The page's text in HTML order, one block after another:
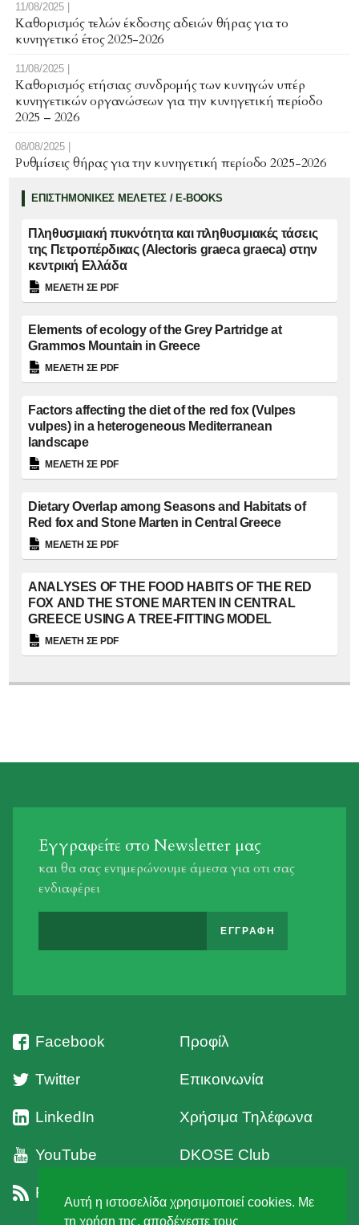
Αυτή η ιστοσελίδα χρησιμοποιεί cookies. Με
τη χρήση της, αποδέχεστε τους
11/08/2025 |
Καθορισμός τελών έκδοσης αδειών θήρας για το
κυνηγετικό έτος 2025-2026
11/08/2025 |
Καθορισμός ετήσιας συνδρομής των κυνηγών υπέρ
κυνηγετικών οργανώσεων για την κυνηγετική περίοδο
2025 – 2026
08/08/2025 |
Ρυθμίσεις θήρας για την κυνηγετική περίοδο 2025-2026
ΕΠΙΣΤΗΜΟΝΙΚΕΣ ΜΕΛΕΤΕΣ / E-BOOKS
Πληθυσμιακή πυκνότητα και πληθυσμιακές τάσεις
της Πετροπέρδικας (Alectoris graeca graeca) στην
κεντρική Ελλάδα
ΜΕΛΕΤΗ ΣΕ PDF
Elements of ecology of the Grey Partridge at
Grammos Mountain in Greece
ΜΕΛΕΤΗ ΣΕ PDF
Factors affecting the diet of the red fox (Vulpes
vulpes) in a heterogeneous Mediterranean
landscape
ΜΕΛΕΤΗ ΣΕ PDF
Dietary Overlap among Seasons and Habitats of
Red fox and Stone Marten in Central Greece
ΜΕΛΕΤΗ ΣΕ PDF
ANALYSES OF THE FOOD HABITS OF THE RED
FOX AND THE STONE MARTEN IN CENTRAL
GREECE USING A TREE-FITTING MODEL
ΜΕΛΕΤΗ ΣΕ PDF
Εγγραφείτε στο Newsletter μας
και θα σας ενημερώνουμε άμεσα για οτι σας
ενδιαφέρει
Facebook
Twitter
LinkedIn
YouTube
RSS
Προφίλ
Επικοινωνία
Χρήσιμα Τηλέφωνα
DKOSE Club
Όροι Χρήσης